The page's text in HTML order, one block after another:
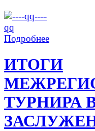
Подробнее
ИТОГИ
ТУРНИРА